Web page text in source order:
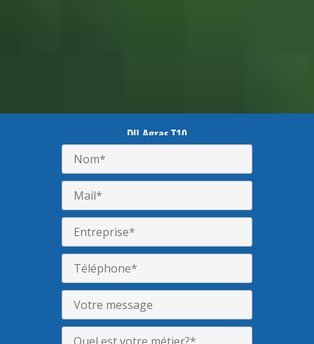
DJI Agras T10